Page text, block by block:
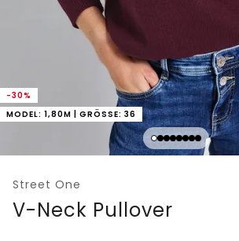
-30%
MODEL: 1,80M | GRÖSSE: 36
Street One
V-Neck Pullover